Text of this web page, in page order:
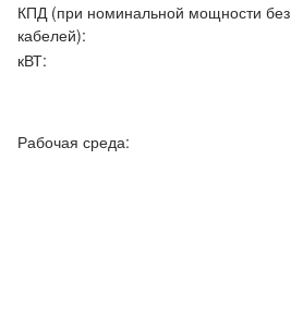
КПД (при номинальной мощности без
кабелей):
кВТ:
Рабочая среда: